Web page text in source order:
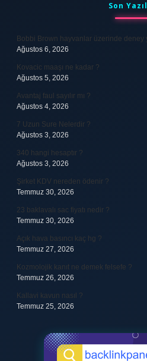
Son
Bobbi Brown hayvanlar üzerinde deney
Ağustos 6, 2026
Kovacic maaşı ne kadar ?
Ağustos 5, 2026
Avantaj faul sayılır mı ?
Ağustos 4, 2026
7 Uzun Sure Nelerdir ?
Ağustos 3, 2026
340 hangi hesaptır ?
Ağustos 3, 2026
Şirket KDV nereden ödenir ?
Temmuz 30, 2026
23 baklavalı sac fiyatı nedir ?
Temmuz 30, 2026
Açık hava basıncı kaç hg ?
Temmuz 27, 2026
Kozmolojik kanıt ne demek felsefe ?
Temmuz 26, 2026
Kallavi kavun nasıl ?
Temmuz 25, 2026